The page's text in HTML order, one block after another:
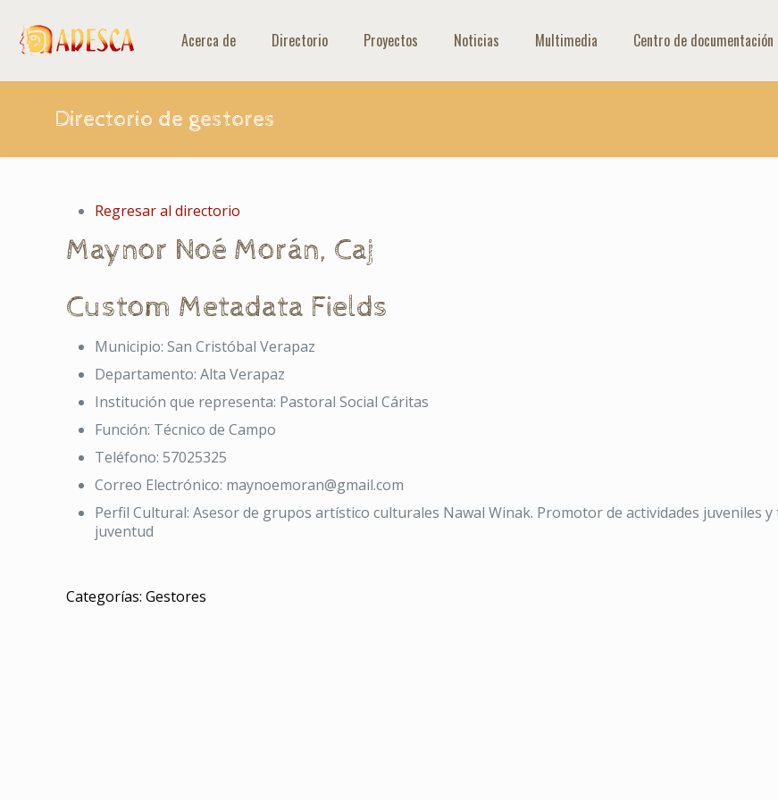
Acerca de Directorio Proyectos Noticias Multimedia Centro de documentación
Directorio de gestores
Regresar al directorio
Maynor Noé Morán, Caj
Custom Metadata Fields
Municipio: San Cristóbal Verapaz
Departamento: Alta Verapaz
Institución que representa: Pastoral Social Cáritas
Función: Técnico de Campo
Teléfono: 57025325
Correo Electrónico: maynoemoran@gmail.com
Perfil Cultural: Asesor de grupos artístico culturales Nawal Winak. Promotor de actividades juveniles
juventud
Categorías: Gestores